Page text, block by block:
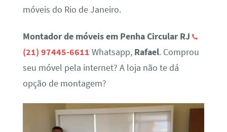
móveis do Rio de Janeiro.
Montador de móveis em Penha Circular RJ
(21) 97445-6611 Whatsapp, Rafael. Comprou
seu móvel pela internet? A loja não te dá
opção de montagem?